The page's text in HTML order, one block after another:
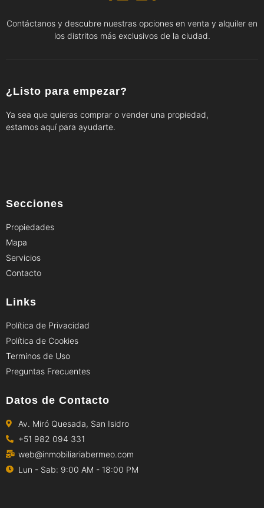
Contáctanos y descubre nuestras opciones en venta y alquiler en
los distritos más exclusivos de la ciudad.
¿Listo para empezar?
Ya sea que quieras comprar o vender una propiedad,
estamos aquí para ayudarte.
Secciones
Propiedades
Mapa
Servicios
Contacto
Links
Política de Privacidad
Política de Cookies
Terminos de Uso
Preguntas Frecuentes
Datos de Contacto
Av. Miró Quesada, San Isidro
+51 982 094 331
web@inmobiliariabermeo.com
Lun - Sab: 9:00 AM - 18:00 PM